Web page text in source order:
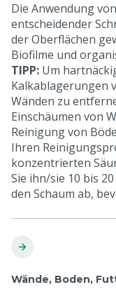
Die Anwendung
entscheidender
der Oberflächen
Biofilme und
TIPP: Um
Kalkablagerungen
Wänden zu
Einschäumen von
Reinigung von
Ihren
konzentrierten
Sie ihn/sie 10 bis
den Schaum ab,
Wände, Boden,